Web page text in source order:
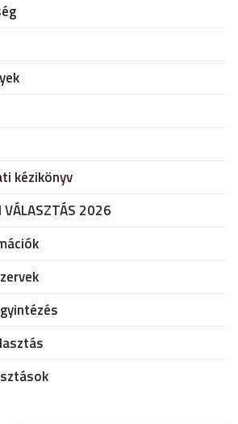
kézikönyv
VÁLASZTÁS 2026